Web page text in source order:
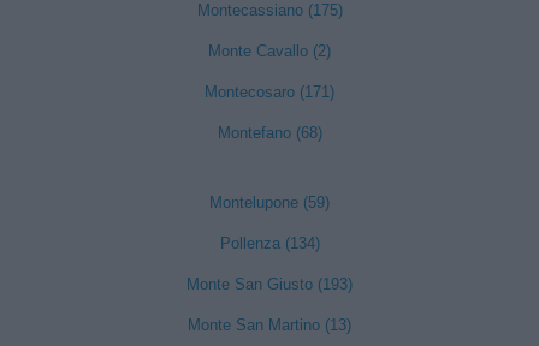
Montecassiano (175)
Monte Cavallo (2)
Montecosaro (171)
Montefano (68)
Montelupone (59)
Pollenza (134)
Monte San Giusto (193)
Monte San Martino (13)